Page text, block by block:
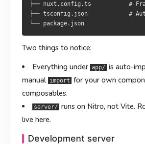
开发服务器
pnpm dev              # 启动 dev 服务器
HMR、TypeScript、Vite、Nitro dev
nuxt.config.ts
最小 nuxt.config.ts
export default defineNuxtConfig({
開發伺服器
pnpm dev              # 啟動 dev 伺服器
HMR、TypeScript、Vite、Nitro dev
nuxt.config.ts
最簡 nuxt.config.ts
export default defineNuxtConfig({
├── nuxt.config.ts           #
├── tsconfig.json            #
Two things to notice:
Everything under app/ is auto-
manual import for your own
composables.
server/ runs on Nitro, not Vite.
live here.
Development server